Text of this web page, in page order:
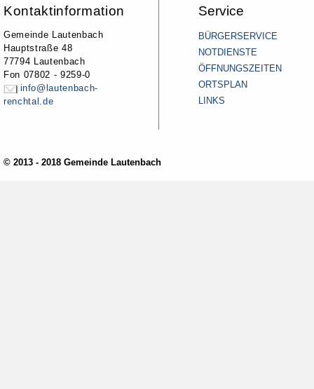
Kontaktinformation
Gemeinde Lautenbach
Hauptstraße 48
77794 Lautenbach
Fon 07802 - 9259-0
info@lautenbach-
renchtal.de
Service
BÜRGERSERVICE
NOTDIENSTE
ÖFFNUNGSZEITEN
ORTSPLAN
LINKS
© 2013 - 2018 Gemeinde Lautenbach